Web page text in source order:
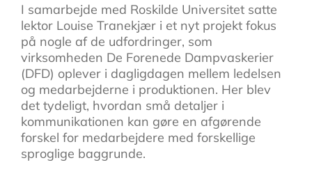
I samarbejde med Roskilde Universitet satte
lektor Louise Tranekjær i et nyt projekt fokus
på nogle af de udfordringer, som
virksomheden De Forenede Dampvaskerier
(DFD) oplever i dagligdagen mellem ledelsen
og medarbejderne i produktionen. Her blev
det tydeligt, hvordan små detaljer i
kommunikationen kan gøre en afgørende
forskel for medarbejdere med forskellige
sproglige baggrunde.